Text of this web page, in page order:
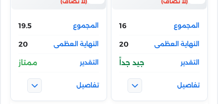
16
20
جيد جداً
19.5
20
ممتاز